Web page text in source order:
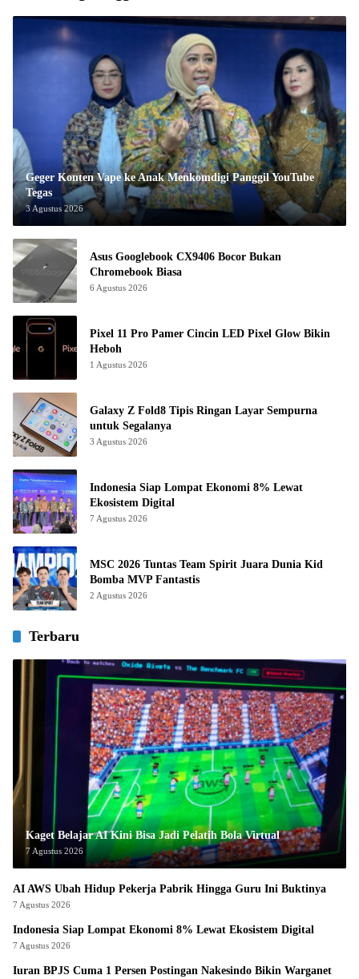
Geger Konten Vape ke Anak Menkomdigi Panggil YouTube
Tegas
3 Agustus 2026
Asus Googlebook CX9406 Bocor Bukan
Chromebook Biasa
6 Agustus 2026
Pixel 11 Pro Pamer Cincin LED Pixel Glow Bikin
Heboh
1 Agustus 2026
Galaxy Z Fold8 Tipis Ringan Layar Sempurna
untuk Segalanya
3 Agustus 2026
Indonesia Siap Lompat Ekonomi 8% Lewat
Ekosistem Digital
7 Agustus 2026
MSC 2026 Tuntas Team Spirit Juara Dunia Kid
Bomba MVP Fantastis
2 Agustus 2026
Terbaru
Kaget Belajar AI Kini Bisa Jadi Pelatih Bola Virtual
7 Agustus 2026
AI AWS Ubah Hidup Pekerja Pabrik Hingga Guru Ini Buktinya
7 Agustus 2026
Indonesia Siap Lompat Ekonomi 8% Lewat Ekosistem Digital
7 Agustus 2026
Iuran BPJS Cuma 1 Persen Postingan Nakesindo Bikin Warganet